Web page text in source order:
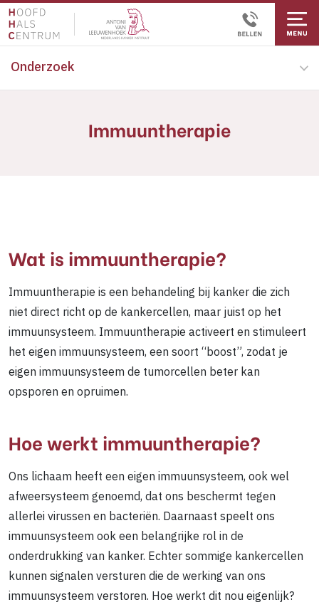
Immuuntherapie
Onderzoek
Wat is immuuntherapie?
Immuuntherapie is een behandeling bij kanker die zich
niet direct richt op de kankercellen, maar juist op het
immuunsysteem. Immuuntherapie activeert en stimuleert
het eigen immuunsysteem, een soort “boost”, zodat je
eigen immuunsysteem de tumorcellen beter kan
opsporen en opruimen.
Hoe werkt immuuntherapie?
Ons lichaam heeft een eigen immuunsysteem, ook wel
afweersysteem genoemd, dat ons beschermt tegen
allerlei virussen en bacteriën. Daarnaast speelt ons
immuunsysteem ook een belangrijke rol in de
onderdrukking van kanker. Echter sommige kankercellen
kunnen signalen versturen die de werking van ons
immuunsysteem verstoren. Hoe werkt dit nou eigenlijk?